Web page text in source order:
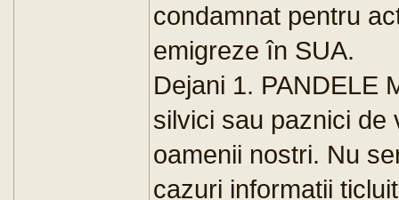
condamnat pentru
emigreze în SUA.
Dejani 1. PANDELE
silvici sau paznici de
oamenii nostri. Nu
cazuri informatii